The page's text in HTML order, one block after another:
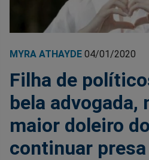
MYRA ATHAYDE 04/01/2020
Filha de
bela advogada,
maior doleiro
continuar presa